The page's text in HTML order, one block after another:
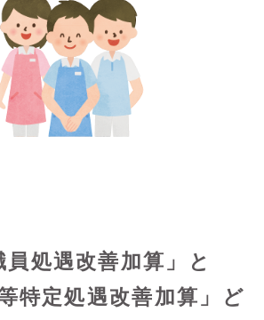
員処遇改善加算」と
特定処遇改善加算」ど